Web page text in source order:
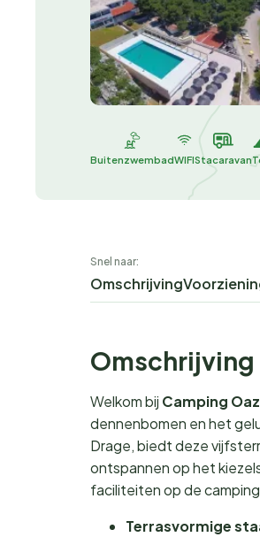
BuitenzwembadWIFIStacaravan
Snel naar:
Omschrijving
Omschrijving
Welkom bij Camping
dennenbomen en het
Drage, biedt deze
ontspannen op het
faciliteiten op de
Terrasvormige